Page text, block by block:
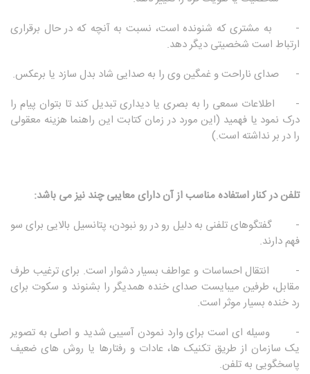
- به مشتری که شنونده است، نسبت به آنچه که در حال برقراری
ارتباط است شخصیتی دیگر دهد.
- صدای ناراحت و غمگین وی را به صدایی شاد بدل سازد یا برعکس.
- اطلاعات سمعی را به بصری یا دیداری تبدیل کند تا بتوان پیام را
درک نمود یا فهمید (این مورد در زمان کتابت این راهنما هزینه معقولی
را در بر نداشته است.)
تلفن در کنار استفاده مناسب از آن دارای معایبی چند نیز می باشد:
- گفتگوهای تلفنی به دلیل رو در رو نبودن، پتانسیل بالایی برای سو
فهم دارند.
- انتقال احساسات و عواطف بسیار دشوار است. برای ترغیب طرف
مقابل، طرفین میبایست صدای خنده همدیگر را بشنوند و سکوت برای
رد خنده بسیار موثر است.
- وسیله ای است برای وارد نمودن آسیبی شدید و اصلی به تصویر
یک سازمان از طریق تکنیک ها، عادات و رفتارها یا روش های ضعیف
پاسخگویی به تلفن.